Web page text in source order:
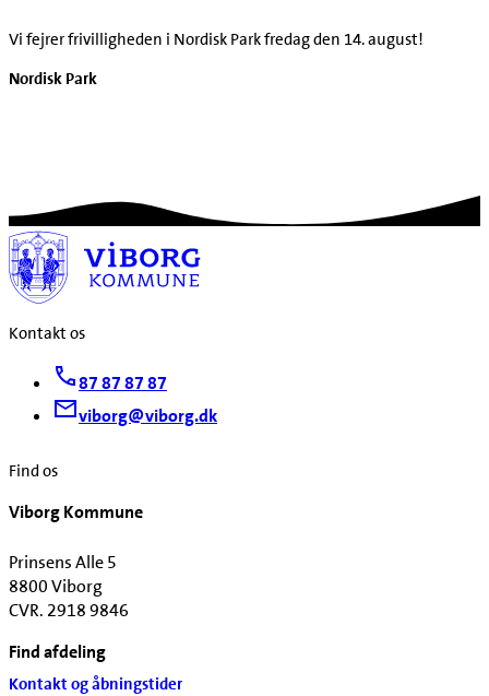
Vi fejrer frivilligheden i Nordisk Park fredag den 14. august!
Nordisk Park
Kontakt os
87 87 87 87
viborg@viborg.dk
Find os
Viborg Kommune
Prinsens Alle 5
8800 Viborg
CVR. 2918 9846
Find afdeling
Kontakt og åbningstider